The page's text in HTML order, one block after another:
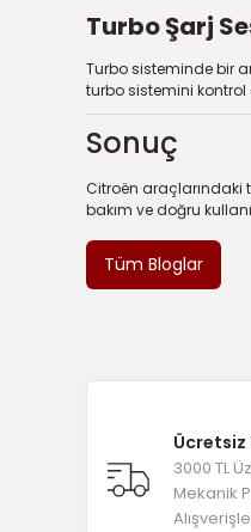
Turbo Şarj
Turbo sisteminde bir
turbo sistemini kontrol
Sonuç
Citroën araçlarındaki
bakım ve doğru
Tüm Bloglar
3000 TL
Mekanik